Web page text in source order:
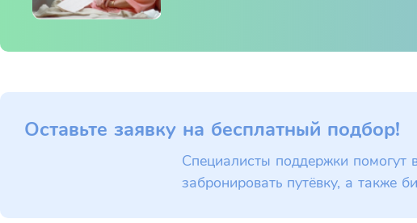
Оставьте заявку на бесплатный подбор!
Специалисты поддержки помогут
забронировать путёвку, а также